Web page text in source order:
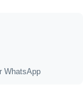
WhatsApp